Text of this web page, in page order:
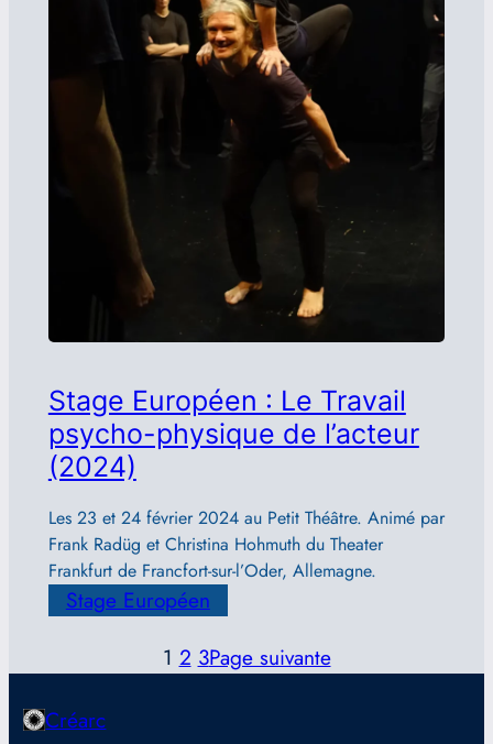
Stage Européen : Le Travail
psycho-physique de l’acteur
(2024)
Les 23 et 24 février 2024 au Petit Théâtre. Animé par
Frank Radüg et Christina Hohmuth du Theater
Frankfurt de Francfort-sur-l’Oder, Allemagne.
Stage Européen
1 2 3Page suivante
Créarc